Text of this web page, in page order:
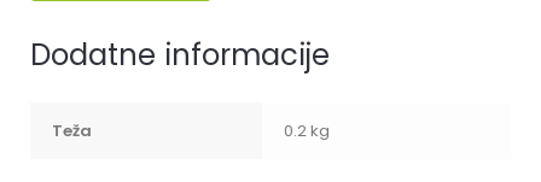
Dodatne informacije
Teža 0.2 kg